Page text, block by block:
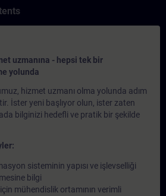
uzmanına - hepsi tek bir
yolunda
hizmet uzmanı olma yolunda adım
İster yeni başlıyor olun, ister zaten
bilginizi hedefli ve pratik bir şekilde
sisteminin yapısı ve işlevselliği
bilgi
mühendislik ortamının verimli